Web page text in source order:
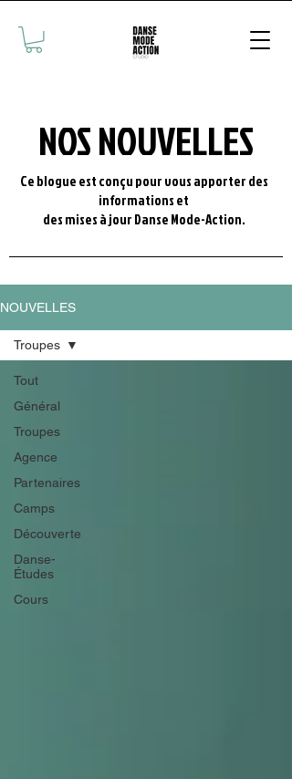
NOS NOUVELLES
Ce blogue est conçu pour vous apporter des
informations et
des mises à jour Danse Mode-Action.
NOUVELLES
Tout
Général
Troupes
Agence
Partenaires
Camps
Découverte
Danse-
Études
Cours
Troupes